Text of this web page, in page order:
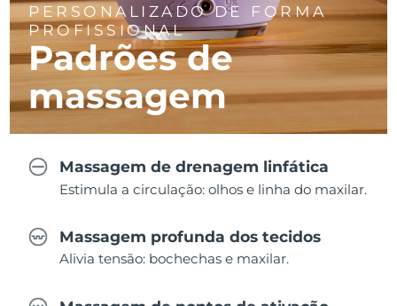
PERSONALIZADO DE FORMA
PROFISSIONAL
Padrões de
massagem
Massagem de drenagem linfática
Estimula a circulação: olhos e linha do maxilar.
Massagem profunda dos tecidos
Alivia tensão: bochechas e maxilar.